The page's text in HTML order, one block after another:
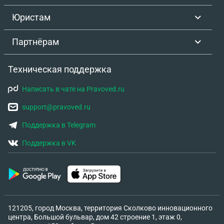
Юристам
Партнёрам
Техническая поддержка
Написать в чате на Pravoved.ru
support@pravoved.ru
Поддержка в Telegram
Поддержка в VK
121205, город Москва, территория Сколково инновационного
центра, Большой бульвар, дом 42 строение 1, этаж 0,